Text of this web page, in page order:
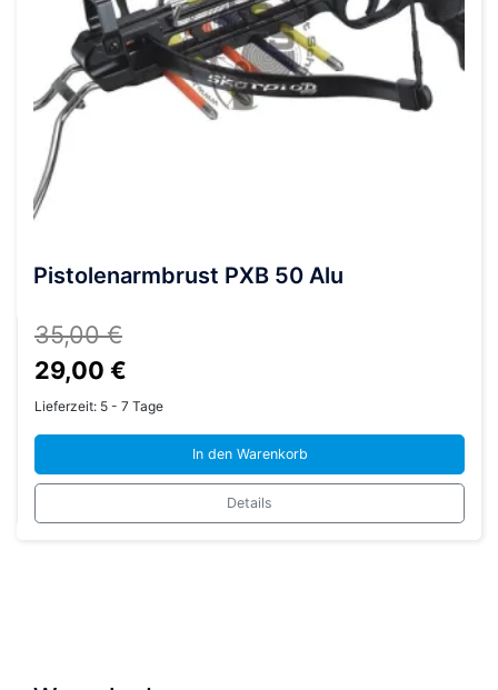
Pistolenarmbrust PXB 50 Alu
35,00€
Ursprünglicher
Preis
war:
35,00 €
29,00 €
Preis
ist:
29,00 €.
Lieferzeit: 5 - 7 Tage
In den Warenkorb
Details